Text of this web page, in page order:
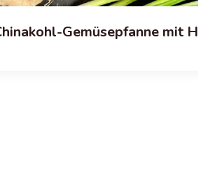
Gemüsepfanne mit